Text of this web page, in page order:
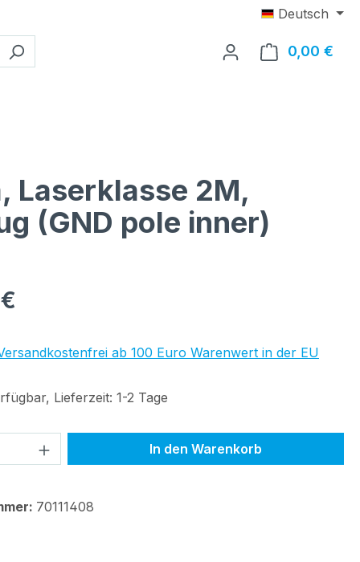
Deutsch
0,00 €
Laserklasse 2M,
(GND pole inner)
ab 100 Euro Warenwert in der EU
Lieferzeit: 1-2 Tage
Gib den gewünschten Wert
In den Warenkorb
70111408